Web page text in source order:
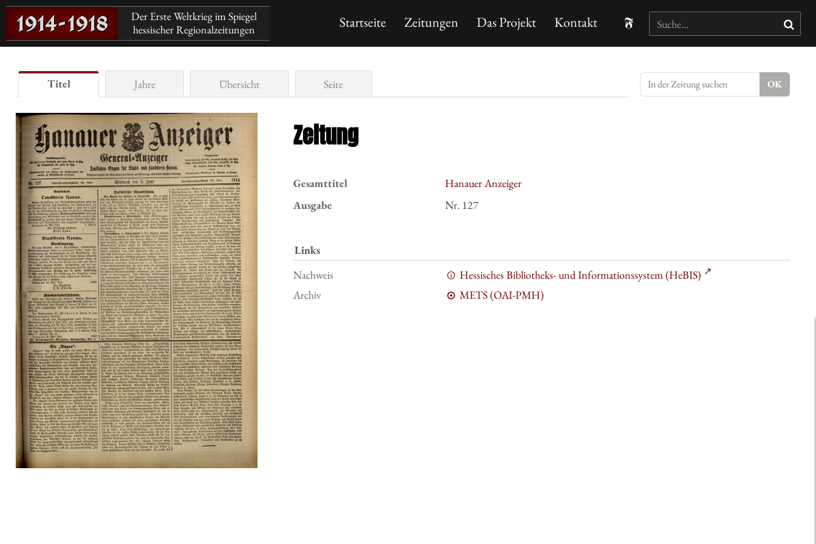
Der Erste Weltkrieg im Spiegel
hessischer Regionalzeitungen
Startseite Zeitungen Das Projekt Kontakt
Titel Jahre Übersicht Seite
Zeitung
Gesamttitel
Hanauer Anzeiger
Ausgabe
Nr. 127
Links
Nachweis
Hessisches Bibliotheks- und Informationssystem (HeBIS)
Archiv
METS (OAI-PMH)